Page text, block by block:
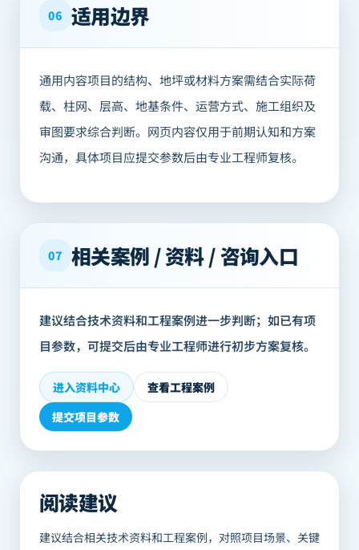
06 适用边界
通用内容项目的结构、地坪或材料方案需结合实际荷
载、柱网、层高、地基条件、运营方式、施工组织及
审图要求综合判断。网页内容仅用于前期认知和方案
沟通，具体项目应提交参数后由专业工程师复核。
07 相关案例 / 资料 / 咨询入口
建议结合技术资料和工程案例进一步判断；如已有项
目参数，可提交后由专业工程师进行初步方案复核。
进入资料中心
查看工程案例
提交项目参数
阅读建议
建议结合相关技术资料和工程案例，对照项目场景、关键